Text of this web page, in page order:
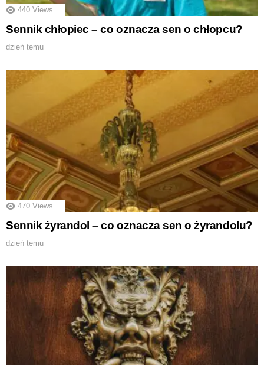
440 Views
Sennik chłopiec – co oznacza sen o chłopcu?
dzień temu
470 Views
Sennik żyrandol – co oznacza sen o żyrandolu?
dzień temu